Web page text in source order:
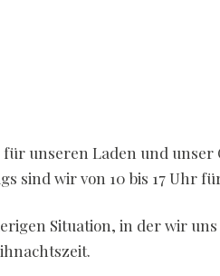
unseren Laden und unser
sind wir von 10 bis 17 Uhr
Situation, in der wir